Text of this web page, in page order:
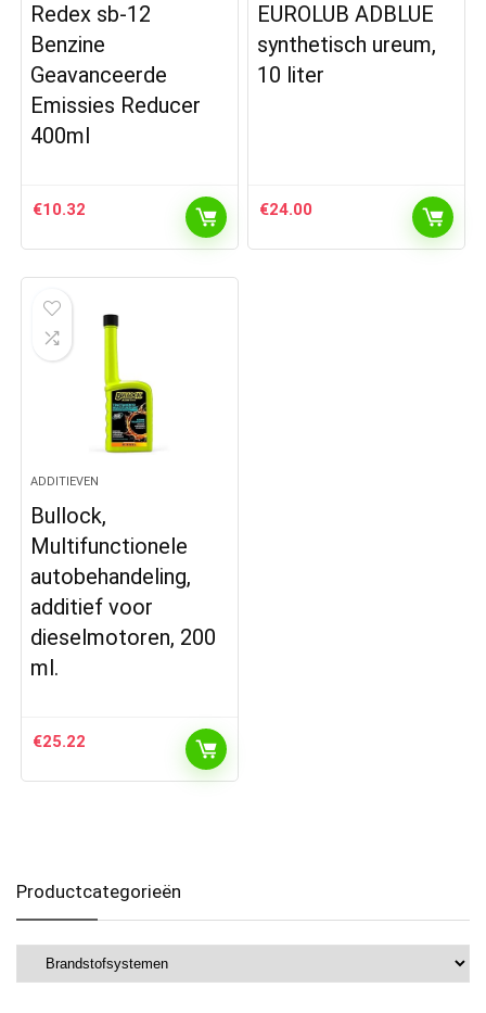
Redex sb-12
Benzine
Geavanceerde
Emissies Reducer
400ml
€10.32
EUROLUB ADBLUE
synthetisch ureum,
10 liter
€24.00
ADDITIEVEN
Bullock,
Multifunctionele
autobehandeling,
additief voor
dieselmotoren, 200
ml.
€25.22
Productcategorieën